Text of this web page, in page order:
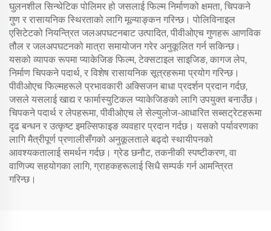
घुलनशील सिन्थेटिक पोलिमर हो जसलाई फिल्म निर्माणको क्षमता, चिपकने
गुण र रासायनिक स्थिरताको लागि मूल्याङ्कन गरिन्छ। पोलिविनाइल
एसिटेटको नियन्त्रित जलअपघटनबाट उत्पादित, पीवीओएच गुणहरू आणविक
तौल र जलअपघटनको मात्रा समायोजन गरेर अनुकूलित गर्न सकिन्छ।
यसको व्यापक रूपमा प्याकेजिङ फिल्म, टेक्सटाइल साइजिङ, कागज लेप,
निर्माण चिपकने पदार्थ, र विशेष रासायनिक सूत्रहरूमा प्रयोग गरिन्छ।
पीवीओएच फिल्महरूले प्रभावकारी अक्सिजन बाधा प्रदर्शन प्रदान गर्दछ,
जसले यसलाई खाद्य र फार्मास्युटिकल प्याकेजिङको लागि उपयुक्त बनाउँछ।
चिपकने पदार्थ र लेपहरूमा, पीवीओएच ले सेल्युलोज-आधारित सब्सट्रेटहरूमा
दृढ बन्धन र उत्कृष्ट इमल्सिफाइङ व्यवहार प्रदान गर्दछ। यसको पर्यावरणका
लागि मैत्रीपूर्ण प्रणालीसँगको अनुकूलताले बढ्दो स्थायीपनको
आवश्यकतालाई समर्थन गर्दछ। ग्रेड छनौट, तकनीकी स्पष्टीकरण, वा
वाणिज्य सहयोगका लागि, ग्राहकहरूलाई सिधै सम्पर्क गर्न आमन्त्रित
गरिन्छ।